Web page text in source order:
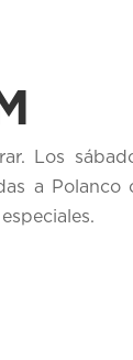
Los
a Polanco